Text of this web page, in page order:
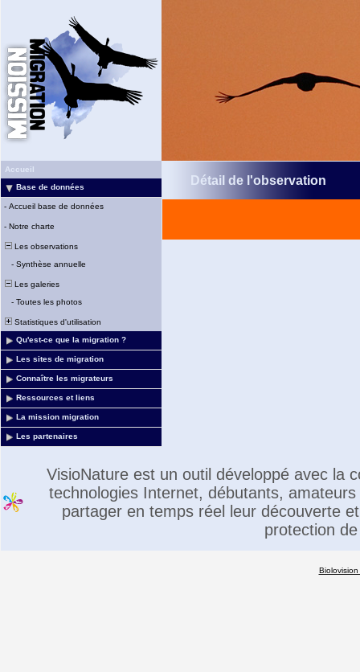
Accueil
Base de données
- Accueil base de données
- Notre charte
Les observations
- Synthèse annuelle
Les galeries
- Toutes les photos
Statistiques d'utilisation
Qu'est-ce que la migration ?
Les sites de migration
Connaître les migrateurs
Ressources et liens
La mission migration
Les partenaires
Détail de l'observation
VisioNature est un outil développé avec la
technologies Internet, débutants,
partager en temps réel leur découverte
protection
Biolovision